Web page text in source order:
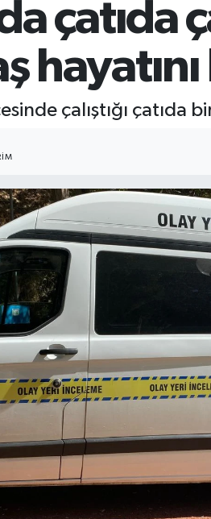
çatıda
çalıştığı